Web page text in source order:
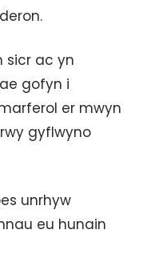
sicr ac yn
gofyn i
er mwyn
gyflwyno
unrhyw
eu hunain